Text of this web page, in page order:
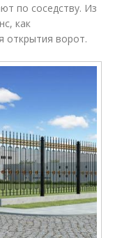
по соседству. Из
как
открытия ворот.